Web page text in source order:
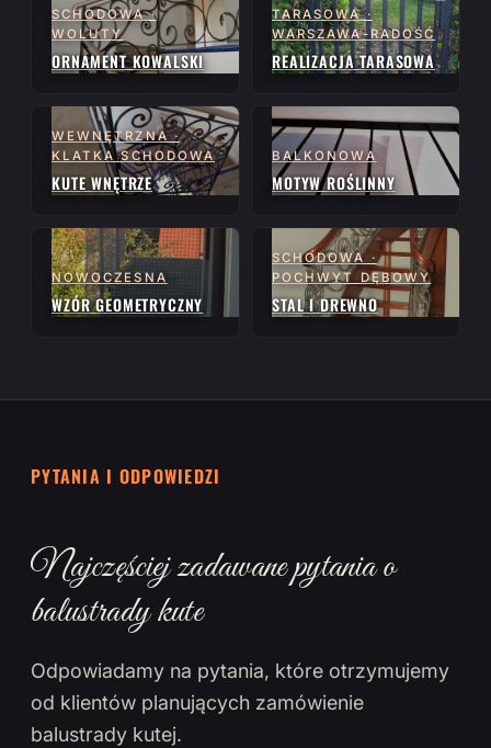
SCHODOWA ·
WOLUTY
ORNAMENT KOWALSKI
TARASOWA ·
WARSZAWA-RADOŚĆ
REALIZACJA TARASOWA
WEWNĘTRZNA ·
KLATKA SCHODOWA
KUTE WNĘTRZE
BALKONOWA
MOTYW ROŚLINNY
NOWOCZESNA
WZÓR GEOMETRYCZNY
SCHODOWA ·
POCHWYT DĘBOWY
STAL I DREWNO
PYTANIA I ODPOWIEDZI
Najczęściej zadawane pytania o
balustrady kute
Odpowiadamy na pytania, które otrzymujemy
od klientów planujących zamówienie
balustrady kutej.